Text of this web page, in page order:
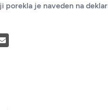
porekla je naveden na